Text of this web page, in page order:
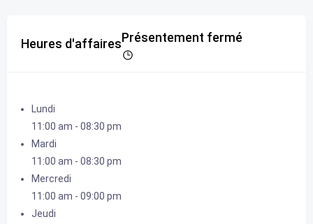
Heures d'affairesPrésentement fermé
Lundi
11:00 am - 08:30 pm
Mardi
11:00 am - 08:30 pm
Mercredi
11:00 am - 09:00 pm
Jeudi